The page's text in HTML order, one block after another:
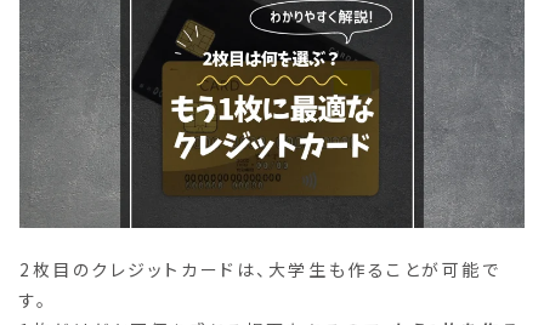
2枚目のクレジットカードは、大学生も作ることが可能で
す。